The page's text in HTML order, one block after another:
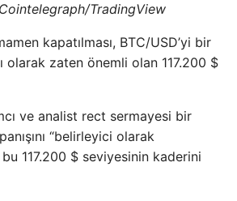
TradingView
kapatılması, BTC/USD’yi bir
olarak zaten önemli olan 117.200 $
ve analist rect sermayesi bir
“belirleyici olarak
117.200 $ seviyesinin kaderini